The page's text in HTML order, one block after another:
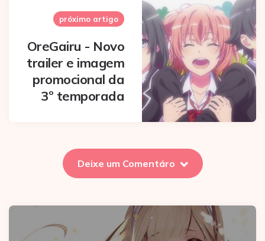
próximo artigo
OreGairu - Novo
trailer e imagem
promocional da
3º temporada
Deixe um Comentáro